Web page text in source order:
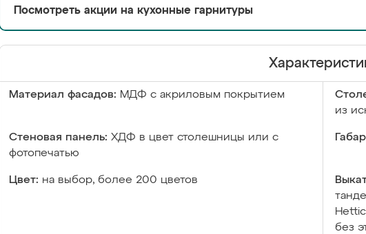
Посмотреть акции на кухонные гарнитуры
Материал фасадов: МДФ с акриловым покрытием
из
Стеновая панель: ХДФ в цвет столешницы или с
фотопечатью
Цвет: на выбор, более 200 цветов
без